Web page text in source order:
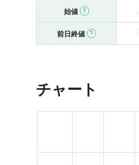
始値
前日終値
チャート